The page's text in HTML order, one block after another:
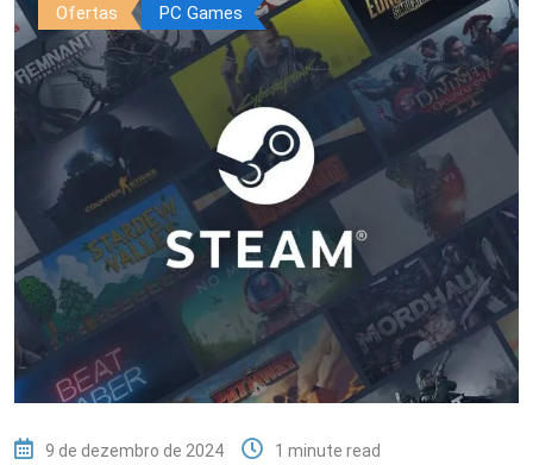
Ofertas PC Games
9 de dezembro de 2024 1 minute read